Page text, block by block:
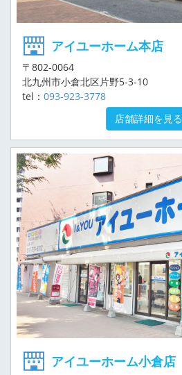
アイユーホーム本店
〒802-0064
北九州市小倉北区片野5-3-10
tel： 093-923-3778
店舗詳細を見る
アイユーホーム小倉店